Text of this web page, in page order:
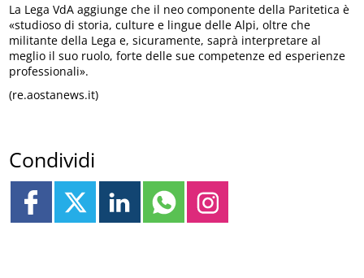
La Lega VdA aggiunge che il neo componente della Paritetica è
«studioso di storia, culture e lingue delle Alpi, oltre che
militante della Lega e, sicuramente, saprà interpretare al
meglio il suo ruolo, forte delle sue competenze ed esperienze
professionali».
(re.aostanews.it)
Condividi